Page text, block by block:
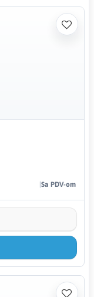
Sa PDV-om